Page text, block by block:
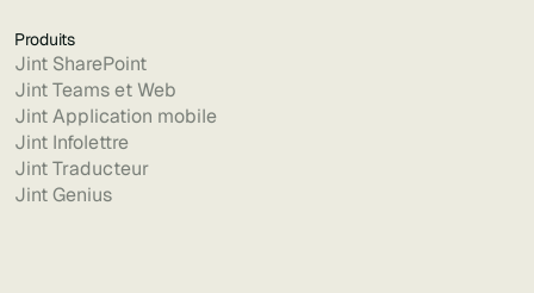
Produits
Jint SharePoint
Jint Teams et Web
Jint Application mobile
Jint Infolettre
Jint Traducteur
Jint Genius